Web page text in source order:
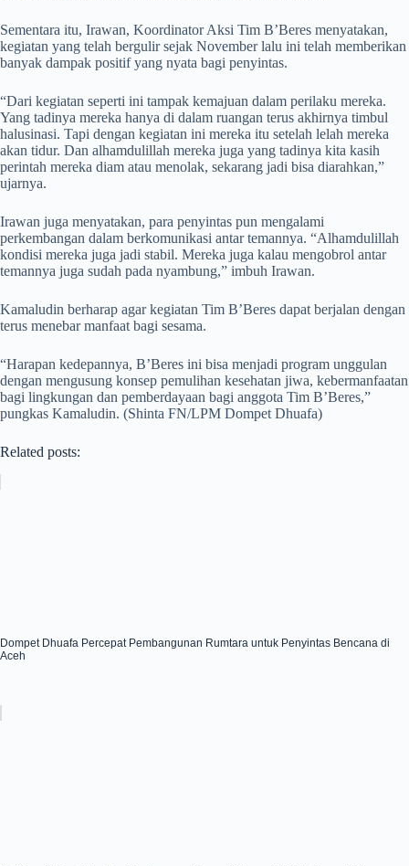
Sementara itu, Irawan, Koordinator Aksi Tim B’Beres menyatakan,
kegiatan yang telah bergulir sejak November lalu ini telah memberikan
banyak dampak positif yang nyata bagi penyintas.
“Dari kegiatan seperti ini tampak kemajuan dalam perilaku mereka.
Yang tadinya mereka hanya di dalam ruangan terus akhirnya timbul
halusinasi. Tapi dengan kegiatan ini mereka itu setelah lelah mereka
akan tidur. Dan alhamdulillah mereka juga yang tadinya kita kasih
perintah mereka diam atau menolak, sekarang jadi bisa diarahkan,”
ujarnya.
Irawan juga menyatakan, para penyintas pun mengalami
perkembangan dalam berkomunikasi antar temannya. “Alhamdulillah
kondisi mereka juga jadi stabil. Mereka juga kalau mengobrol antar
temannya juga sudah pada nyambung,” imbuh Irawan.
Kamaludin berharap agar kegiatan Tim B’Beres dapat berjalan dengan
terus menebar manfaat bagi sesama.
“Harapan kedepannya, B’Beres ini bisa menjadi program unggulan
dengan mengusung konsep pemulihan kesehatan jiwa, kebermanfaatan
bagi lingkungan dan pemberdayaan bagi anggota Tim B’Beres,”
pungkas Kamaludin. (Shinta FN/LPM Dompet Dhuafa)
Related posts:
Dompet Dhuafa Percepat Pembangunan Rumtara untuk Penyintas Bencana di
Aceh